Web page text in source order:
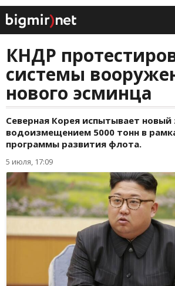
КНДР
системы
нового эсминца
Северная Корея испытывает новый
водоизмещением 5000 тонн в
программы развития флота.
5 июля, 17:09